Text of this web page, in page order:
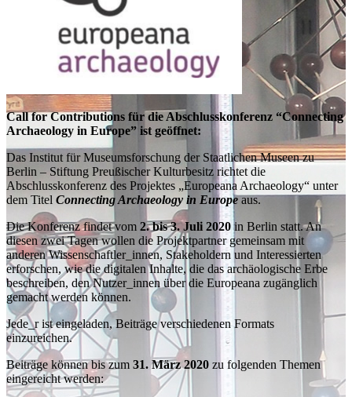
Call for Contributions für die Abschlusskonferenz “Connecting
Archaeology in Europe” ist geöffnet:
Das Institut für Museumsforschung der Staatlichen Museen zu
Berlin – Stiftung Preußischer Kulturbesitz richtet die
Abschlusskonferenz des Projektes „Europeana Archaeology“ unter
dem Titel Connecting Archaeology in Europe aus.
Die Konferenz findet vom 2. bis 3. Juli 2020in Berlin statt. An
diesen zwei Tagen wollen die Projektpartner gemeinsam mit
anderen Wissenschaftler_innen, Stakeholdern und Interessierten
erforschen, wie die digitalen Inhalte, die das archäologische Erbe
beschreiben, den Nutzer_innen über die Europeana zugänglich
gemacht werden können.
Jede_r ist eingeladen, Beiträge verschiedenen Formats
einzureichen.
Beiträge können bis zum 31. März 2020 zu folgenden Themen
eingereicht werden: